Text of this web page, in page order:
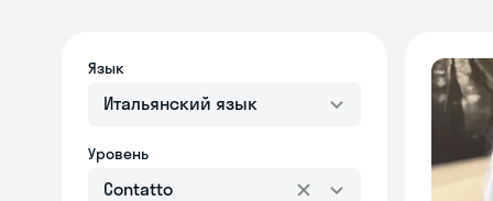
Язык
Итальянский язык
Уровень
Contatto